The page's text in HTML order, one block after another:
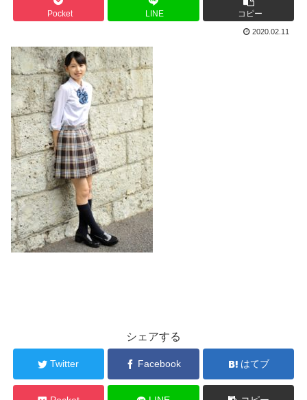
Pocket LINE コピー
2020.02.11
シェアする
Twitter Facebook はてブ